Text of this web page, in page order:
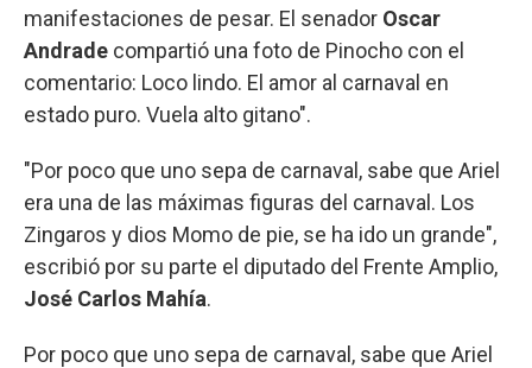
manifestaciones de pesar. El senador Oscar
Andrade compartió una foto de Pinocho con el
comentario: Loco lindo. El amor al carnaval en
estado puro. Vuela alto gitano".
"Por poco que uno sepa de carnaval, sabe que Ariel
era una de las máximas figuras del carnaval. Los
Zingaros y dios Momo de pie, se ha ido un grande",
escribió por su parte el diputado del Frente Amplio,
José Carlos Mahía.
Por poco que uno sepa de carnaval, sabe que Ariel